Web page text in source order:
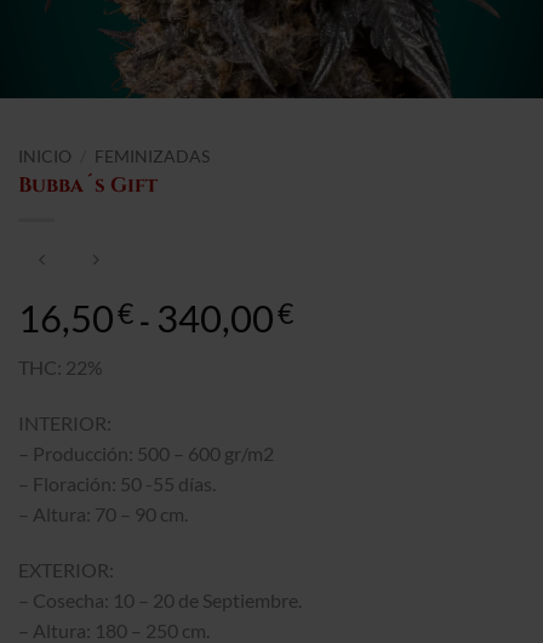
INICIO FEMINIZADAS
Bubba´s Gift
16,50€ - 340,00€Gama
THC: 22%
INTERIOR:
– Producción: 500 – 600 gr/m2
– Floración: 50 -55 días.
– Altura: 70 – 90 cm.
EXTERIOR:
– Cosecha: 10 – 20 de Septiembre.
– Altura: 180 – 250 cm.